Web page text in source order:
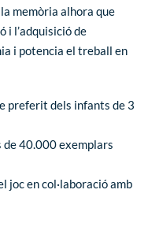
memòria alhora que
i l’adquisició de
i potencia el treball en
preferit dels infants de 3
de 40.000 exemplars
joc en col·laboració amb